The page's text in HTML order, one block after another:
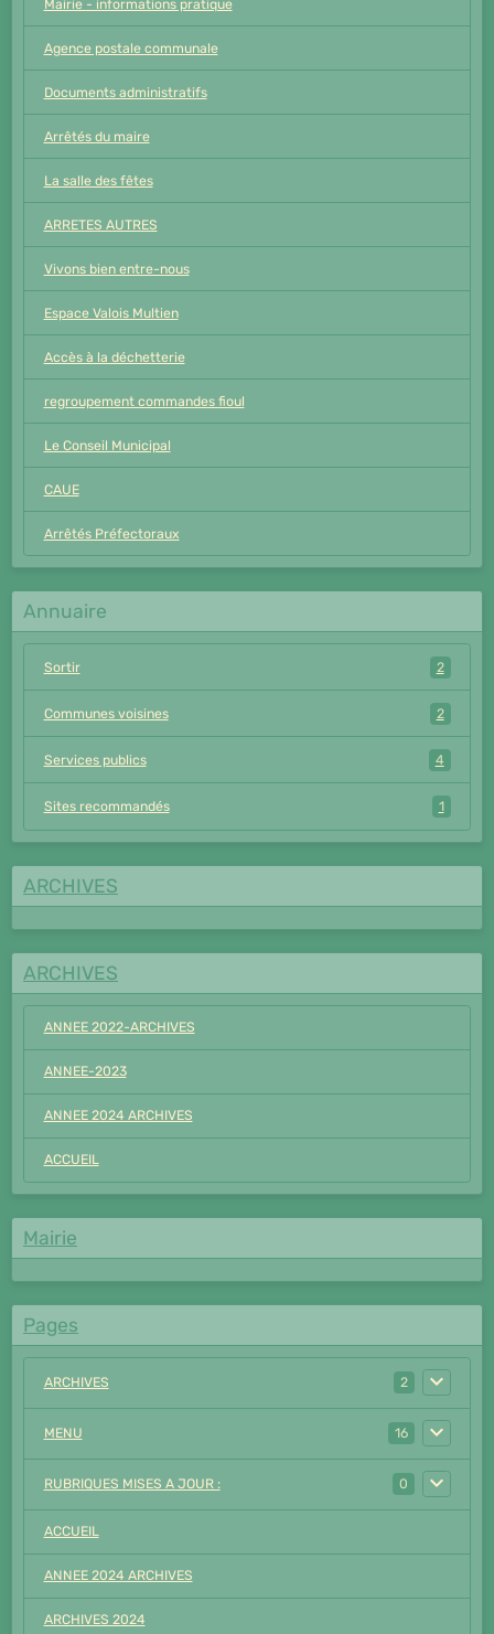
Mairie - informations pratique
Agence postale communale
Documents administratifs
Arrêtés du maire
La salle des fêtes
ARRETES AUTRES
Vivons bien entre-nous
Espace Valois Multien
Accès à la déchetterie
regroupement commandes fioul
Le Conseil Municipal
CAUE
Arrêtés Préfectoraux
Annuaire
Sortir 2
Communes voisines 2
Services publics 4
Sites recommandés 1
ARCHIVES
ARCHIVES
ANNEE 2022-ARCHIVES
ANNEE-2023
ANNEE 2024 ARCHIVES
ACCUEIL
Mairie
Pages
ARCHIVES 2
MENU 16
RUBRIQUES MISES A JOUR : 0
ACCUEIL
ANNEE 2024 ARCHIVES
ARCHIVES 2024